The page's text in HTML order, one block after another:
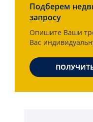
Подберем
запросу
Опишите Ваши
Вас